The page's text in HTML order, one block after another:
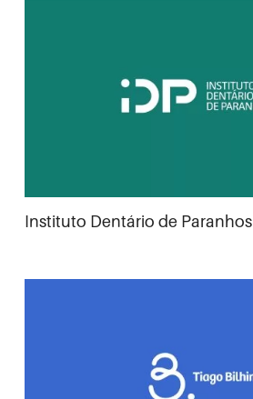
Instituto Dentário de Paranhos